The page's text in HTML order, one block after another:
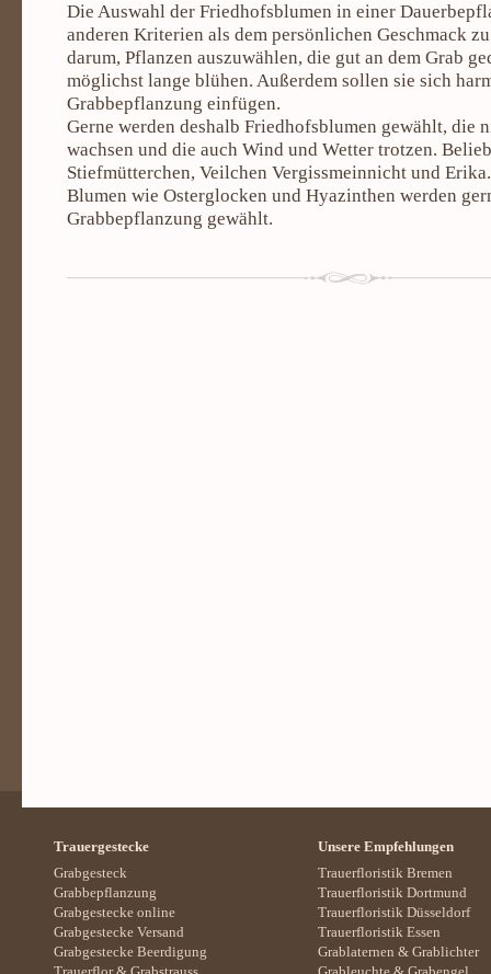
Die Auswahl der Friedhofsblumen in einer
anderen Kriterien als dem persönlichen Geschmack
darum, Pflanzen auszuwählen, die gut an dem Grab
möglichst lange blühen. Außerdem sollen sie sich
Grabbepflanzung einfügen.
Gerne werden deshalb Friedhofsblumen gewählt, die
wachsen und die auch Wind und Wetter trotzen.
Stiefmütterchen, Veilchen Vergissmeinnicht und
Blumen wie Osterglocken und Hyazinthen werden
Grabbepflanzung gewählt.
Trauergestecke
Grabgesteck
Grabbepflanzung
Grabgestecke online
Grabgestecke Versand
Grabgestecke Beerdigung
Unsere Empfehlungen
Trauerfloristik Bremen
Trauerfloristik Dortmund
Trauerfloristik Düsseldorf
Trauerfloristik Essen
Grablaternen & Grablichter